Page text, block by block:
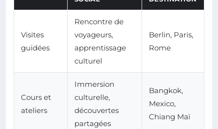
Visites
guidées
Rencontre de
voyageurs,
apprentissage
culturel
Berlin, Paris,
Rome
Cours et
ateliers
Immersion
culturelle,
découvertes
partagées
Bangkok,
Mexico,
Chiang Maï